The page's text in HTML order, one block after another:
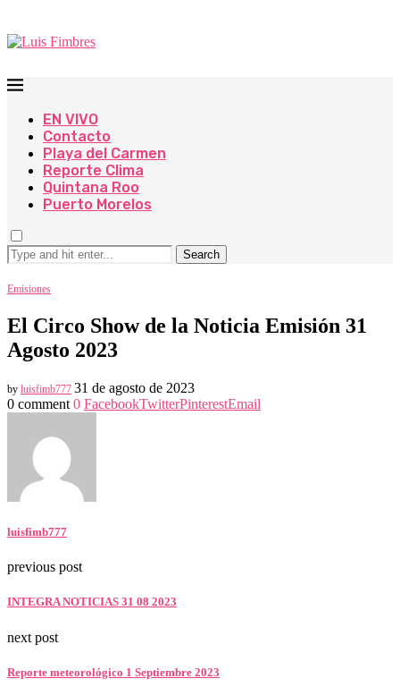
EN VIVO
Contacto
Playa del Carmen
Reporte Clima
Quintana Roo
Puerto Morelos
Search
Emisiones
El Circo Show de la Noticia Emisión 31
Agosto 2023
by luisfimb777 31 de agosto de 2023
0 comment 0 FacebookTwitterPinterestEmail
luisfimb777
previous post
INTEGRA NOTICIAS 31 08 2023
next post
Reporte meteorológico 1 Septiembre 2023